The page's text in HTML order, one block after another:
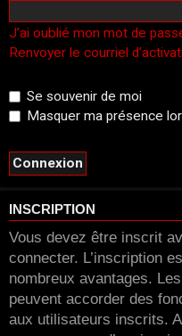
J’ai oublié mon mot de
Renvoyer le courriel
Se souvenir de moi
Masquer ma présence
INSCRIPTION
Vous devez être inscrit
connecter. L’inscription
nombreux avantages.
peuvent accorder des
aux utilisateurs inscrits.